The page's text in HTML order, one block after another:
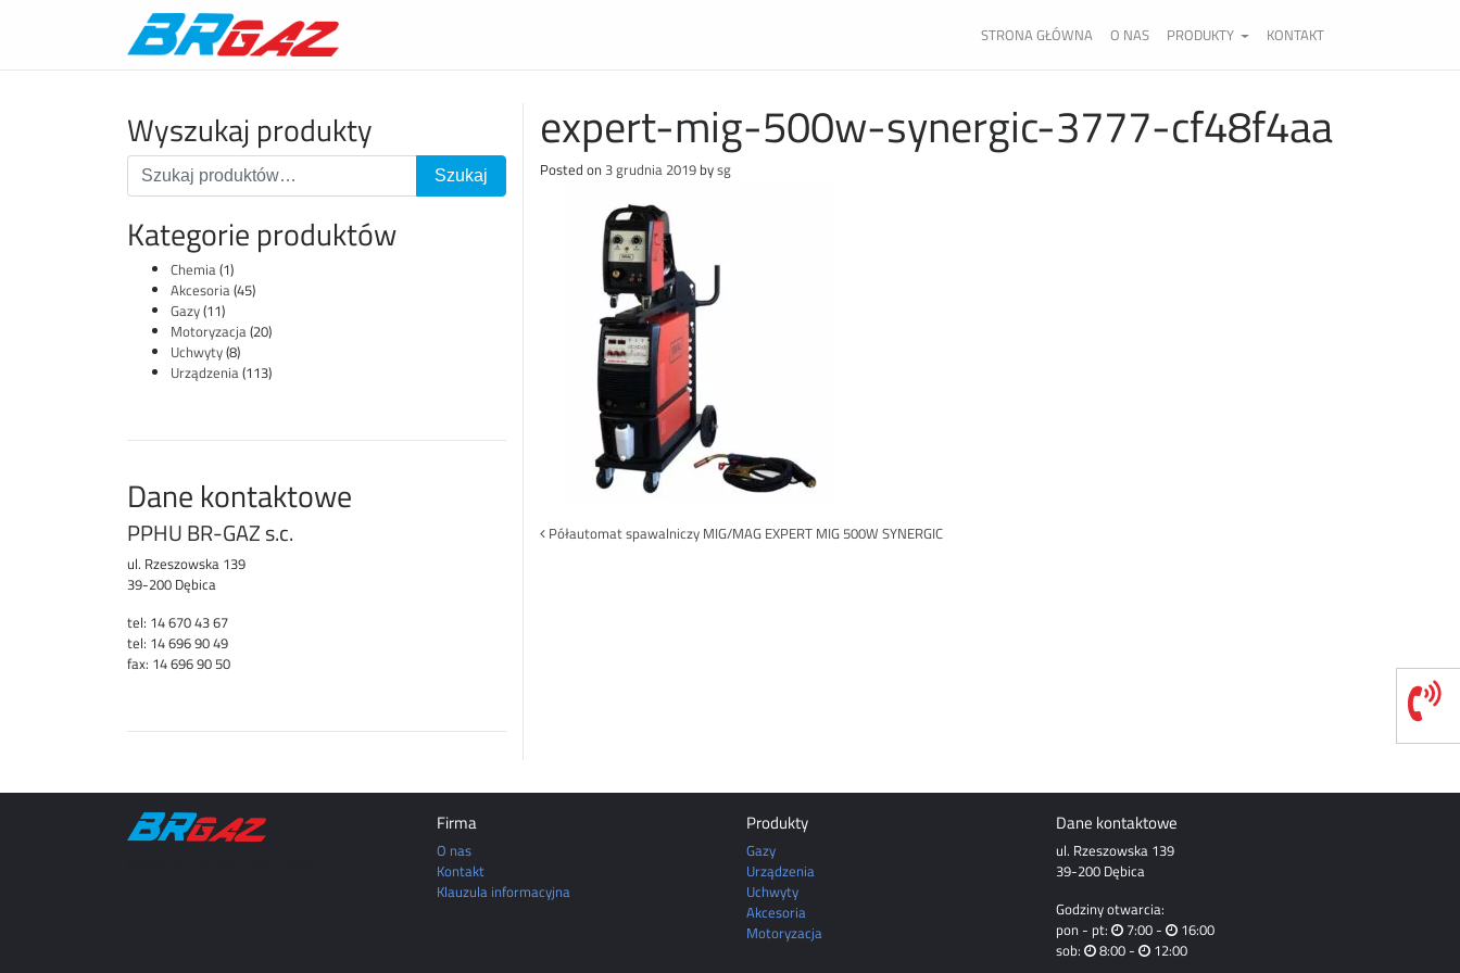
STRONA GŁÓWNA O NAS PRODUKTY KONTAKT
Wyszukaj produkty
Kategorie produktów
Chemia(1)
Akcesoria(45)
Gazy(11)
Motoryzacja(20)
Uchwyty(8)
Urządzenia(113)
Dane kontaktowe
PPHU BR-GAZ s.c.
ul. Rzeszowska 139
39-200 Dębica
tel: 14 670 43 67
tel: 14 696 90 49
fax: 14 696 90 50
expert-mig-500w-synergic-3777-cf48f4aa
Posted on 3 grudnia 2019bysg
Post
Półautomat spawalniczy MIG/MAG EXPERT MIG 500W SYNERGIC
Firma
O nas
Kontakt
Klauzula informacyjna
Produkty
Gazy
Urządzenia
Uchwyty
Akcesoria
Motoryzacja
Dane kontaktowe
ul. Rzeszowska 139
39-200 Dębica
Godziny otwarcia:
pon - pt:
7:00 -
16:00
sob:
8:00 - 12:00